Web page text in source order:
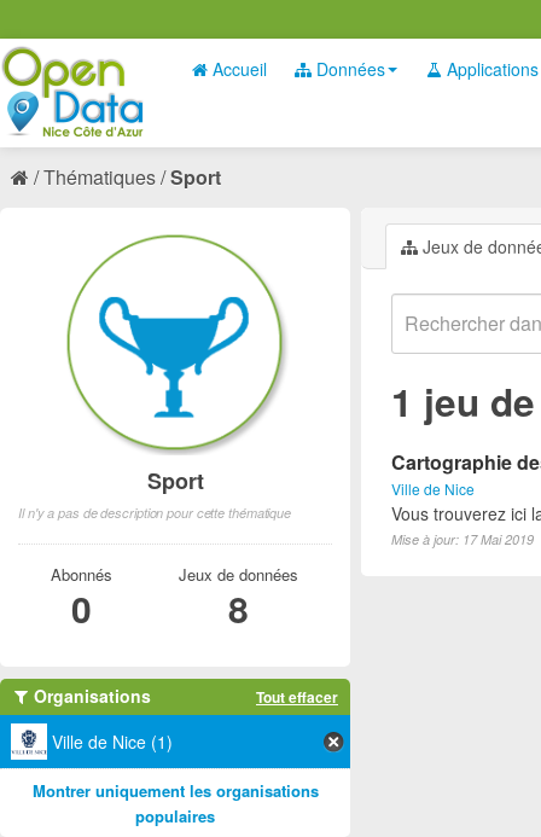
Accueil Données Applications
Thématiques Sport
Jeux de
1 jeu
Cartographie
Ville de Nice
Vous trouverez ici
Mise à jour: 17 Mai 2019
Sport
Il n'y a pas de description pour cette thématique
Abonnés
0
Jeux de données
8
Organisations Tout effacer
Ville de Nice (1)
Montrer uniquement les organisations
populaires